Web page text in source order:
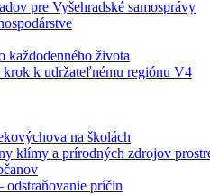
pre Vyšehradské samosprávy
každodenného života
krok k udržateľnému regiónu V4
na školách
klímy a prírodných zdrojov
odstraňovanie príčin